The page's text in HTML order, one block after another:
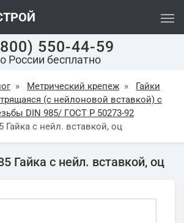
550-44-59
России бесплатно
» Метрический крепеж »
Гайки
(с нейлоновой вставкой) с
DIN 985/ ГОСТ Р 50273-92
Гайка с нейл. вставкой, оц
Гайка с нейл. вставкой, оц